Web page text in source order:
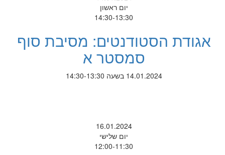
יום ראשון
14:30-13:30
אגודת הסטודנטים: מסיבת סוף
סמסטר א
14.01.2024 בשעה 14:30-13:30
16.01.2024
יום שלישי
12:00-11:30